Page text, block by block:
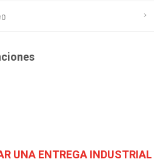
UNA ENTREGA INDUSTRIAL